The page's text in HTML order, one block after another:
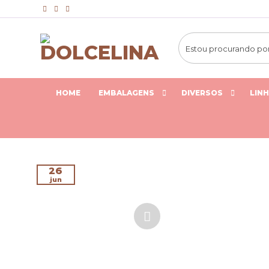
HOME EMBALAGENS DIVERSOS
26
jun